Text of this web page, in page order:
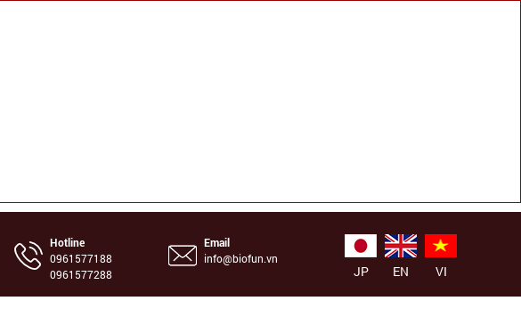
Hotline
‭0961577188
0961577288
Email
info@biofun.vn
VI
EN
JP